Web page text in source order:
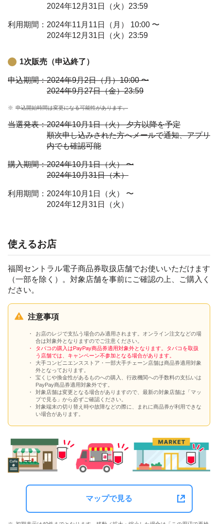
2024年12月31日（火）23:59
利用期間： 2024年11月11日（月） 10:00 〜
2024年12月31日（火）23:59
1次販売（申込終了）
申込期間：2024年9月2日（月）10:00 〜
2024年9月27日（金）23:59
申込開始時間は変更になる可能性があります。
当選発表：2024年10月1日（火） 夕方以降を予定
順次申し込みされた方へメールで通知、アプリ
内でも確認可能
購入期間：2024年10月1日（火） 〜
2024年10月31日（木）
利用期間： 2024年10月1日（火） 〜
2024年12月31日（火）
使えるお店
福岡セントラル電子商品券取扱店舗でお使いいただけます
（一部を除く）。対象店舗を事前にご確認の上、ご購入く
ださい。
注意事項
お店のレジで支払う場合のみ適用されます。オンライン注文などの場
合は対象外となりますのでご注意ください。
タバコの購入はPayPay商品券適用対象外となります。タバコを取扱
う店舗では、キャンペーン不参加となる場合があります。
大手コンビニエンスストア・一部大手チェーン店舗は商品券適用対象
外となっております。
宝くじや換金性があるものへの購入、行政機関への手数料の支払いは
PayPay商品券適用対象外です。
対象店舗は変更となる場合がありますので、最新の対象店舗は「マッ
プで見る」から必ずご確認ください。
対象端末の切り替え時や故障などの際に、まれに商品券が利用できな
い場合があります。
マップで見る